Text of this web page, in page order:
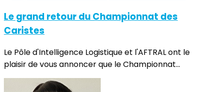
Le grand retour du Championnat des
Caristes
Le Pôle d'Intelligence Logistique et l'AFTRAL ont le
plaisir de vous annoncer que le Championnat...